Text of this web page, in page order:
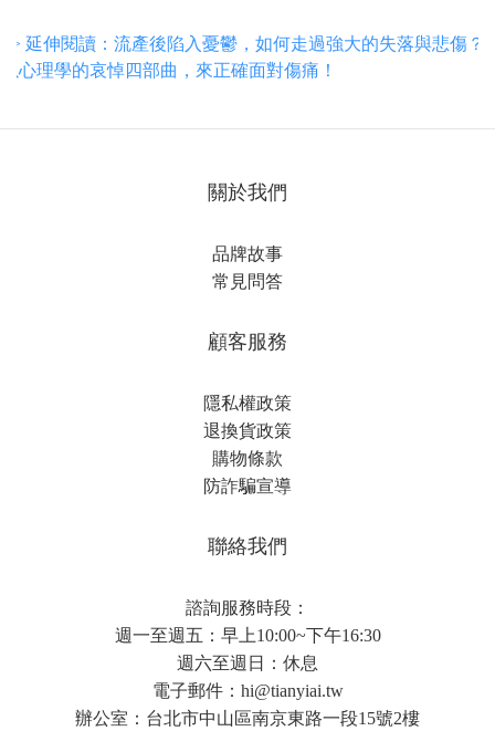
> 延伸閱讀：流產後陷入憂鬱，如何走過強大的失落與悲傷？
以心理學的哀悼四部曲，來正確面對傷痛！
關於我們
品牌故事
常見問答
顧客服務
隱私權政策
退換貨政策
購物條款
防詐騙宣導
聯絡我們
諮詢服務時段：
週一至週五：早上10:00~下午16:30
週六至週日：休息
電子郵件： hi@tianyiai.tw
辦公室：台北市中山區南京東路一段15號2樓